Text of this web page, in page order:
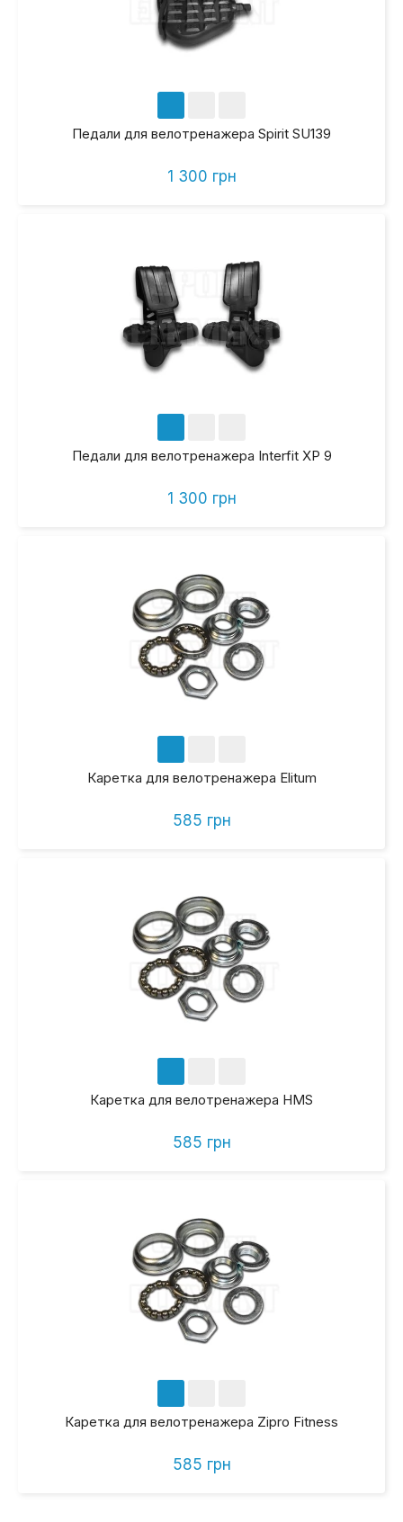
Педали для велотренажера Spirit SU139
1 300 грн
Педали для велотренажера Interfit XP 9
1 300 грн
Каретка для велотренажера Elitum
585 грн
Каретка для велотренажера HMS
585 грн
Каретка для велотренажера Zipro Fitness
585 грн